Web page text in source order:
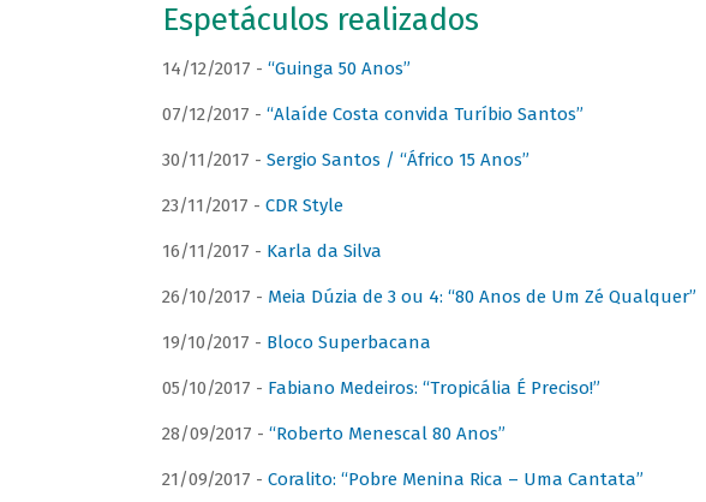
Espetáculos realizados
14/12/2017 - “Guinga 50 Anos”
07/12/2017 - “Alaíde Costa convida Turíbio Santos”
30/11/2017 - Sergio Santos / “Áfrico 15 Anos”
23/11/2017 - CDR Style
16/11/2017 - Karla da Silva
26/10/2017 - Meia Dúzia de 3 ou 4: “80 Anos de Um Zé Qualquer”
19/10/2017 - Bloco Superbacana
05/10/2017 - Fabiano Medeiros: “Tropicália É Preciso!”
28/09/2017 - “Roberto Menescal 80 Anos”
21/09/2017 - Coralito: “Pobre Menina Rica – Uma Cantata”